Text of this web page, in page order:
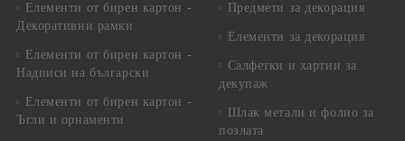
Елементи от бирен картон -
Декоративни рамки
Елементи от бирен картон -
Надписи на български
Елементи от бирен картон -
Ъгли и орнаменти
Предмети за декорация
Елементи за декорация
Салфетки и хартии за
декупаж
Шлак метали и фолио за
позлата